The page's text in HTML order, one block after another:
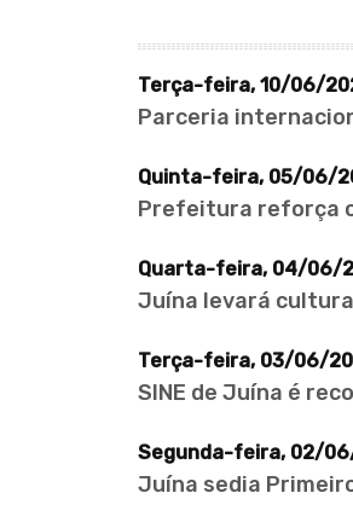
Terça-feira, 10/06/
Parceria
Quinta-feira, 05/06/
Prefeitura reforça
Quarta-feira, 04/06/
Juína levará
Terça-feira, 03/06/
SINE de Juína é
Segunda-feira, 02/
Juína sedia